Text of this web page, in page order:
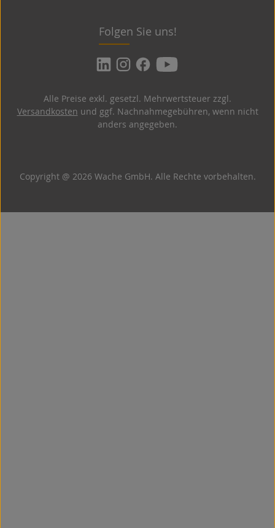
Folgen Sie uns!
Copyright @ 2026 Wache GmbH. Alle Rechte vorbehalten.
Alle Preise exkl. gesetzl. Mehrwertsteuer zzgl.
Versandkosten und ggf. Nachnahmegebühren, wenn nicht
anders angegeben.